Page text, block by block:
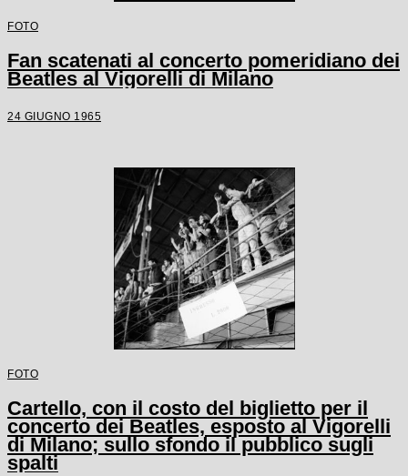
FOTO
Fan scatenati al concerto pomeridiano dei
Beatles al Vigorelli di Milano
24 GIUGNO 1965
FOTO
Cartello, con il costo del biglietto per il
concerto dei Beatles, esposto al Vigorelli
di Milano; sullo sfondo il pubblico sugli
spalti